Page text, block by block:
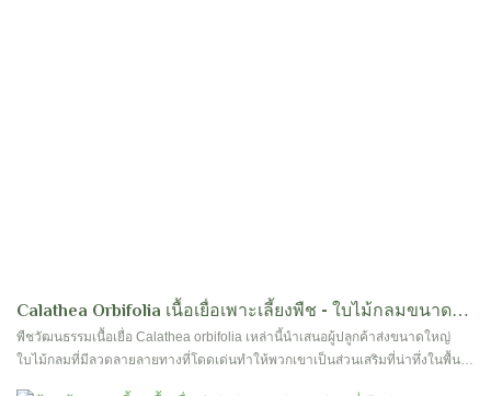
Calathea Orbifolia เนื้อเยื่อเพาะเลี้ยงพืช - ใบไม้กลมขนาด
ใหญ่ที่มีลวดลายลายทางสำหรับผู้ปลูกขายส่งในร่ม
พืชวัฒนธรรมเนื้อเยื่อ Calathea orbifolia เหล่านี้นำเสนอผู้ปลูกค้าส่งขนาดใหญ่
ใบไม้กลมที่มีลวดลายลายทางที่โดดเด่นทำให้พวกเขาเป็นส่วนเสริมที่น่าทึ่งในพื้นที่